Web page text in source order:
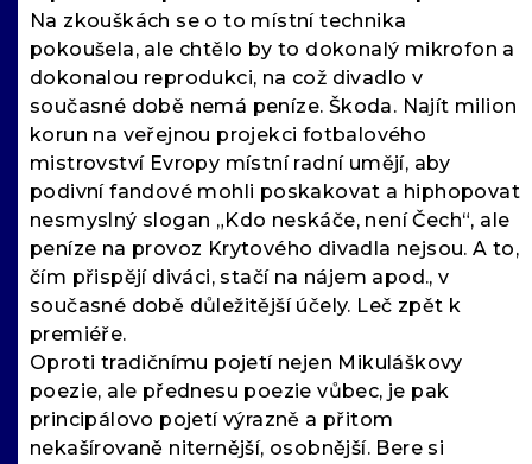
Na zkouškách se o to místní technika
pokoušela, ale chtělo by to dokonalý mikrofon a
dokonalou reprodukci, na což divadlo v
současné době nemá peníze. Škoda. Najít milion
korun na veřejnou projekci fotbalového
mistrovství Evropy místní radní umějí, aby
podivní fandové mohli poskakovat a hiphopovat
nesmyslný slogan „Kdo neskáče, není Čech“, ale
peníze na provoz Krytového divadla nejsou. A to,
čím přispějí diváci, stačí na nájem apod., v
současné době důležitější účely. Leč zpět k
premiéře.
Oproti tradičnímu pojetí nejen Mikuláškovy
poezie, ale přednesu poezie vůbec, je pak
principálovo pojetí výrazně a přitom
nekašírovaně niternější, osobnější. Bere si